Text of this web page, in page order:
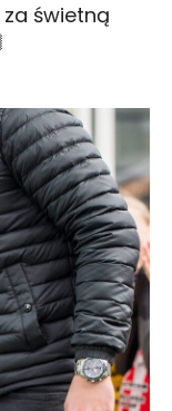
za świetną